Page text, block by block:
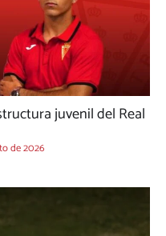
juvenil del Real
de 2026